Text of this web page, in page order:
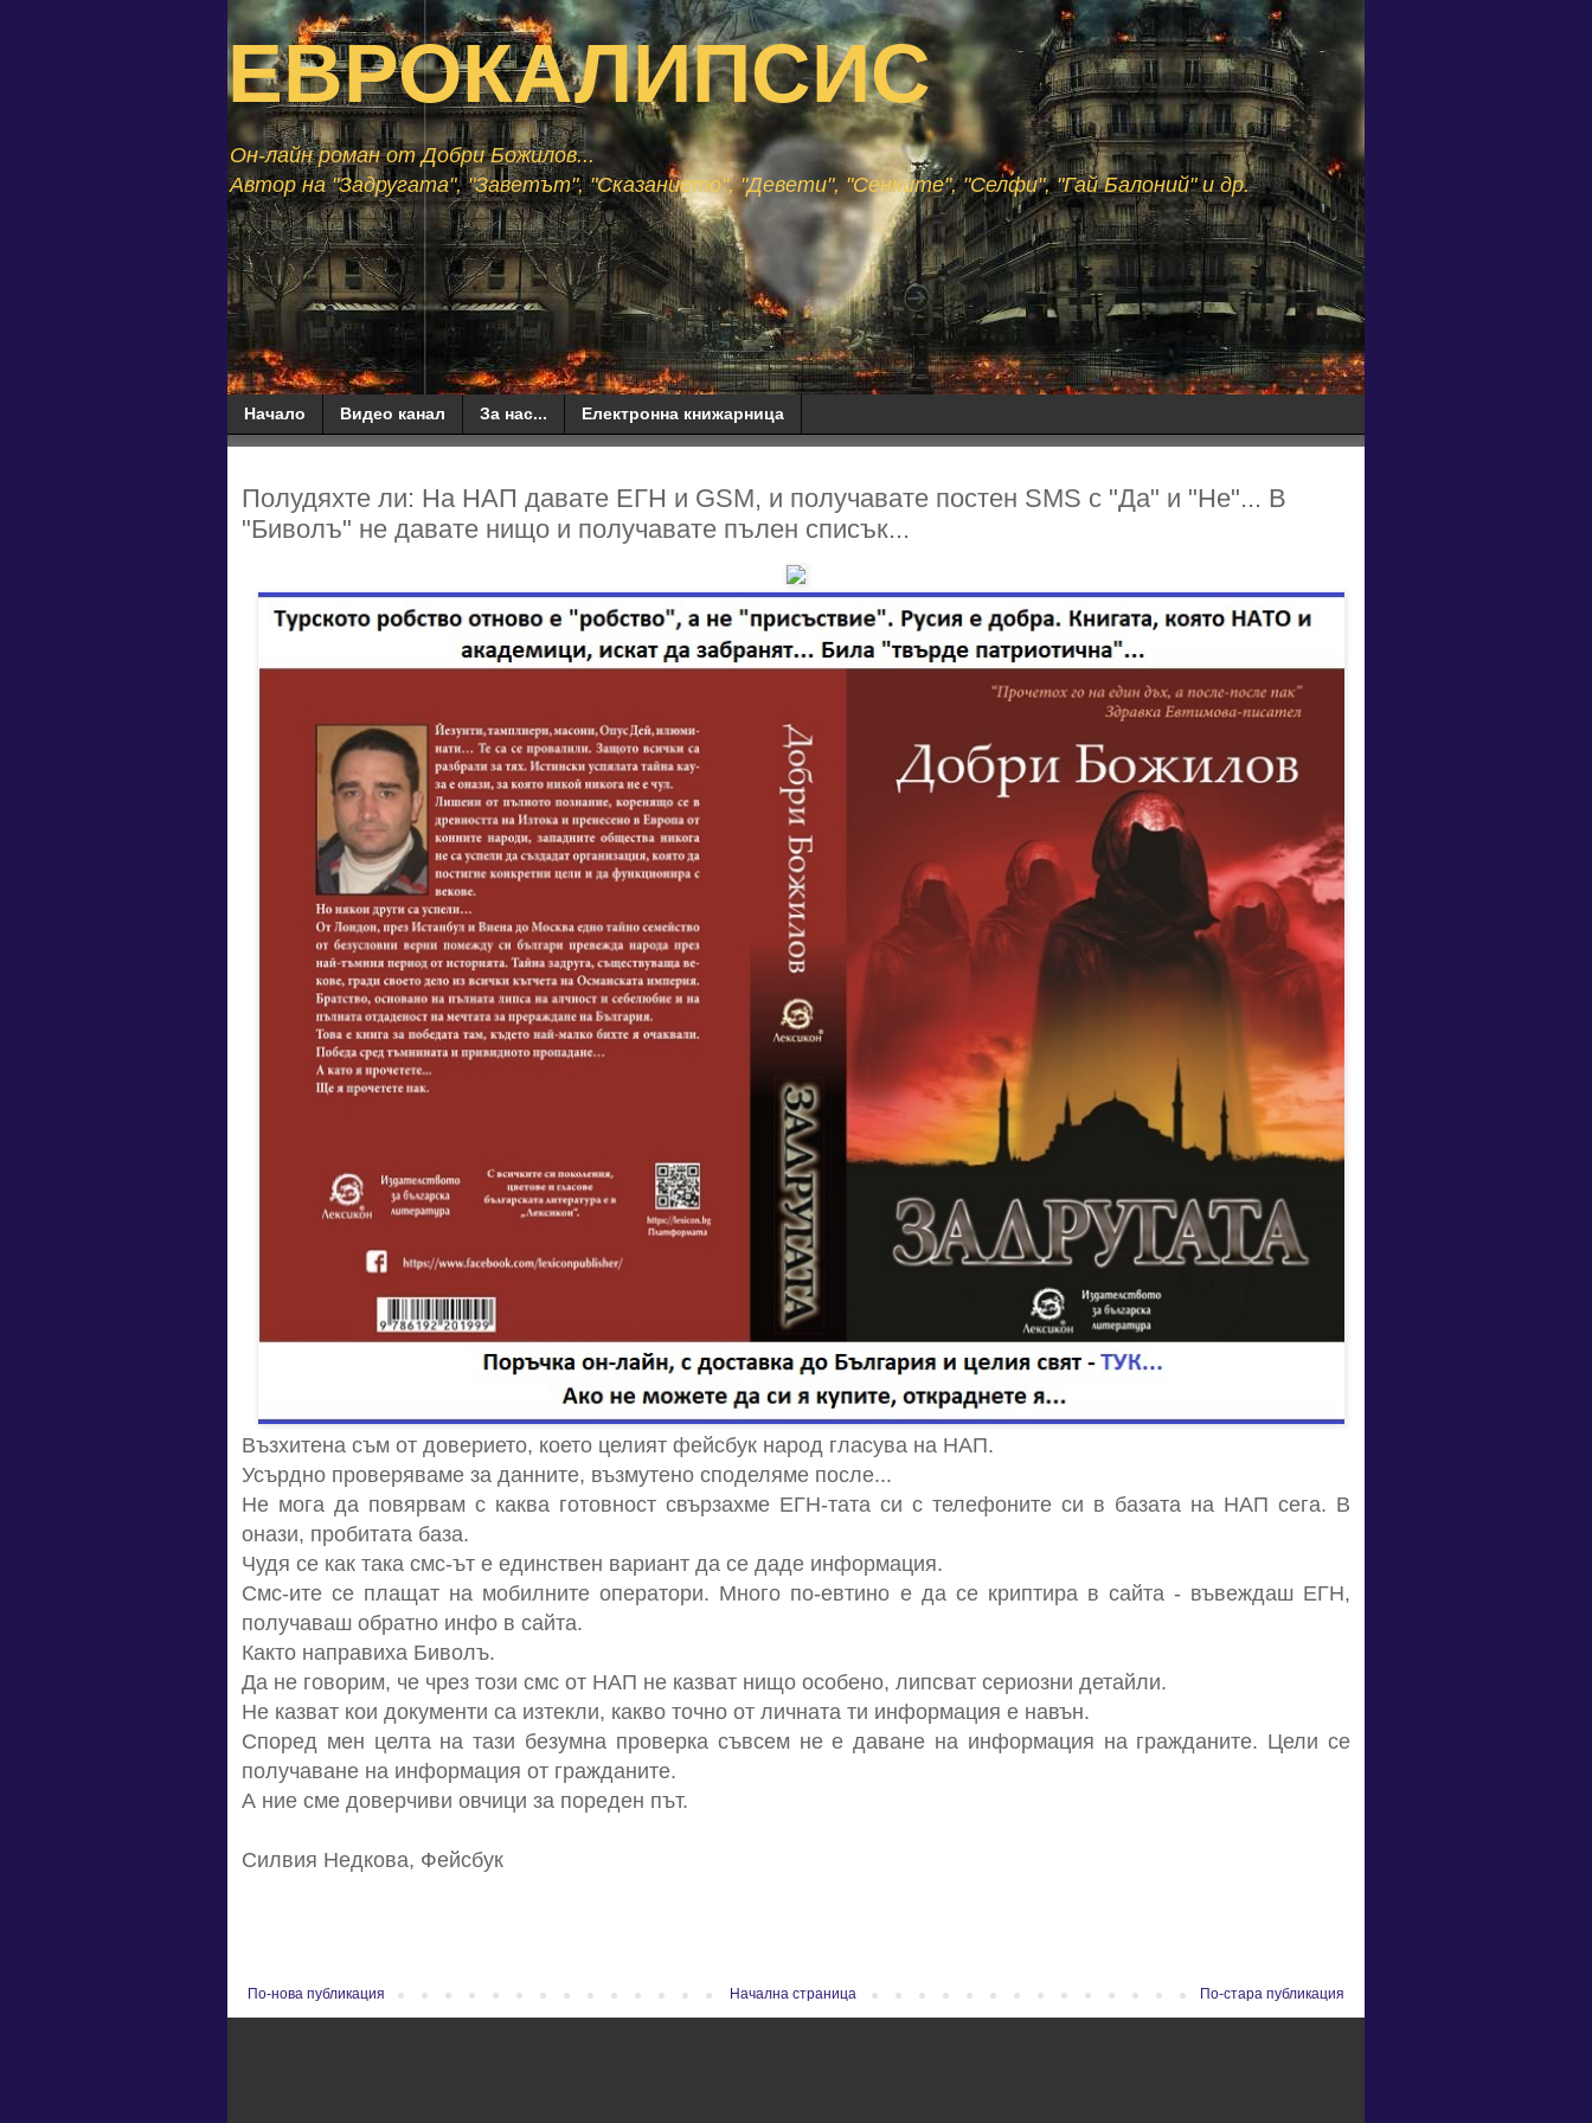
ЕВРОКАЛИПСИС
Он-лайн роман от Добри Божилов...
Автор на "Задругата", "Заветът", "Сказанието", "Девети", "Сенките", "Селфи", "Гай Балоний" и др.
Начало Видео канал За нас... Електронна книжарница
Полудяхте ли: На НАП давате ЕГН и GSM, и получавате постен SMS с "Да" и "Не"... В
"Биволъ" не давате нищо и получавате пълен списък...
Възхитена съм от доверието, което целият фейсбук народ гласува на НАП.
Усърдно проверяваме за данните, възмутено споделяме после...
Не мога да повярвам с каква готовност свързахме ЕГН-тата си с телефоните си в базата на НАП сега. В
онази, пробитата база.
Чудя се как така смс-ът е единствен вариант да се даде информация.
Смс-ите се плащат на мобилните оператори. Много по-евтино е да се криптира в сайта - въвеждаш ЕГН,
получаваш обратно инфо в сайта.
Както направиха Биволъ.
Да не говорим, че чрез този смс от НАП не казват нищо особено, липсват сериозни детайли.
Не казват кои документи са изтекли, какво точно от личната ти информация е навън.
Според мен целта на тази безумна проверка съвсем не е даване на информация на гражданите. Цели се
получаване на информация от гражданите.
А ние сме доверчиви овчици за пореден път.
Силвия Недкова, Фейсбук
По-нова публикация По-стара публикация
Начална страница